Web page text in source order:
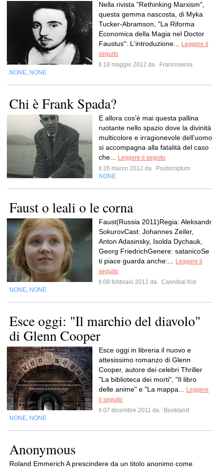
Nella rivista "Rethinking Marxism",
questa gemma nascosta, di Myka
Tucker-Abramson, "La Riforma
Economica della Magia nel Doctor
Faustus": L'introduzione...
Leggere il
seguito
Il 18 maggio 2012 da
Francosenia
NONE NONE
Chi è Frank Spada?
E allora cos’è mai questa pallina
ruotante nello spazio dove la divinità
multicolore e irragionevole dell’uomo
si accompagna alla fatalità del caso
che...
Leggere il seguito
Il 26 marzo 2012 da
Postscriptum
NONE
Faust o leali o le corna
Faust(Russia 2011)Regia: Aleksandr
SokurovCast: Johannes Zeiler,
Anton Adasinsky, Isolda Dychauk,
Georg FriedrichGenere: satanicoSe
ti piace guarda anche:...
Leggere il
seguito
Il 08 febbraio 2012 da
Cannibal Kid
NONE NONE
Esce oggi: "Il marchio del diavolo"
di Glenn Cooper
Esce oggi in libreria il nuovo e
attesissimo romanzo di Glenn
Cooper, autore dei celebri Thriller
"La biblioteca dei morti", "Il libro
delle anime" e "La mappa...
Leggere
il seguito
Il 07 dicembre 2011 da
Bookland
NONE NONE
Anonymous
Roland Emmerich A prescindere da un titolo anonimo come